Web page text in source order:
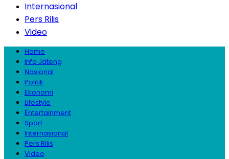
Internasional
Pers Rilis
Video
Home
Info Jateng
Nasional
Politik
Ekonomi
Lifestyle
Entertainment
Sport
Internasional
Pers Rilis
Video